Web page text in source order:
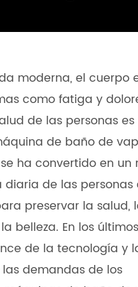
moderna, el cuerpo
como fatiga y
de las personas
de baño de
ha convertido en un
de las personas
preservar la salud,
belleza. En los
de la tecnología y
demandas de los